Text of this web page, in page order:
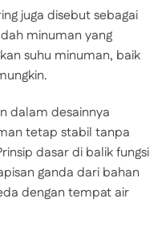
juga disebut sebagai
minuman yang
suhu minuman, baik
dalam desainnya
tetap stabil tanpa
dasar di balik fungsi
ganda dari bahan
dengan tempat air